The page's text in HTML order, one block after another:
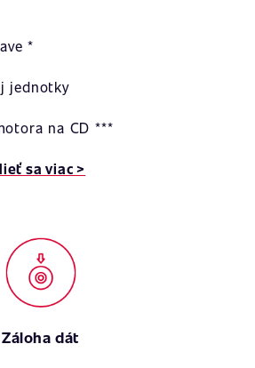
*
jednotky
na CD ***
sa viac >
Záloha dát